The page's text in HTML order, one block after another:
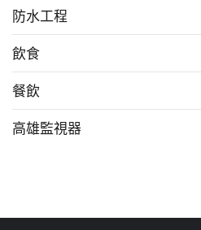
防水工程
飲食
餐飲
高雄監視器